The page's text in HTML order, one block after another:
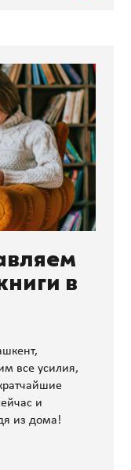
в
все усилия,
и
из дома!